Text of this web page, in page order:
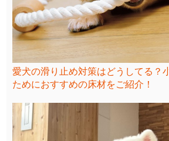
愛犬の滑り止め対策はどうしてる？
ためにおすすめの床材をご紹介！